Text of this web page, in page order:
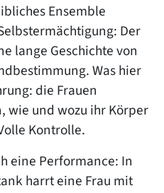
Ensemble
Der
lange Geschichte von
Was hier
die Frauen
wie und wozu ihr Körper
Kontrolle.
eine Performance: In
harrt eine Frau mit